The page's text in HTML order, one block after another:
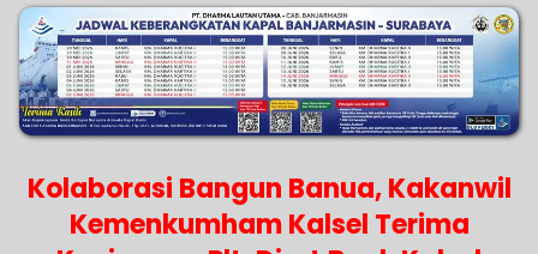
Kolaborasi Bangun Banua, Kakanwil
Kemenkumham Kalsel Terima